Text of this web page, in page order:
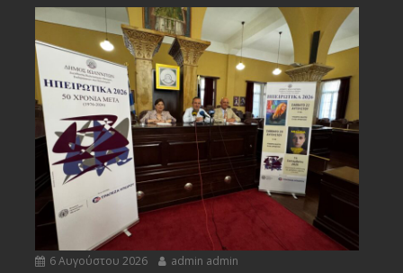
6 Αυγούστου 2026 admin admin